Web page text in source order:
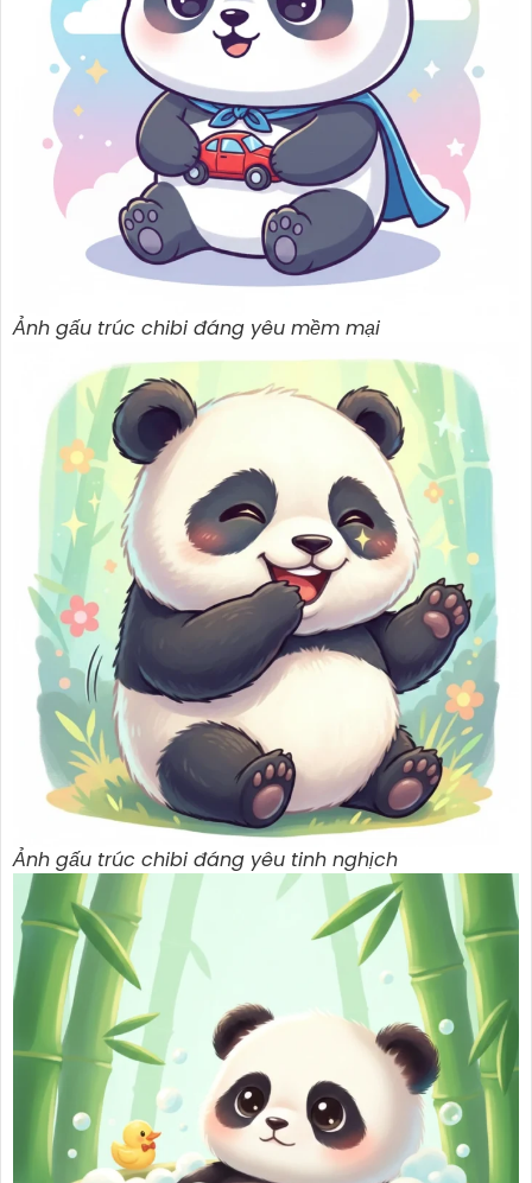
Ảnh gấu trúc chibi đáng yêu mềm mại
Ảnh gấu trúc chibi đáng yêu tinh nghịch